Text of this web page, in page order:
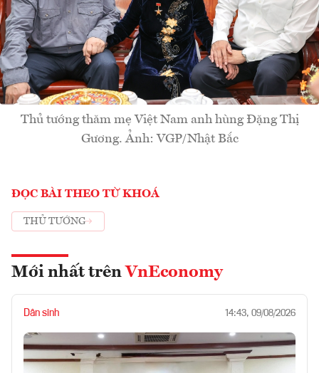
Thủ tướng thăm mẹ Việt Nam anh hùng Đặng Thị
Gương. Ảnh: VGP/Nhật Bắc
ĐỌC BÀI THEO TỪ KHOÁ
THỦ TƯỚNG
Mới nhất trên VnEconomy
Dân sinh 14:43, 09/08/2026